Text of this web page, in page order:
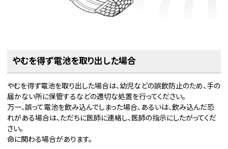
やむを得ず電池を取り出した場合
やむを得ず電池を取り出した場合は、幼児などの誤飲防止のため、手の
届かない所に保管するなどの適切な処置を行ってください。
万一、誤って電池を飲み込んでしまった場合、あるいは、飲み込んだ恐
れがある場合は、ただちに医師に連絡し、医師の指示にしたがってくだ
さい。
命に関わる場合があります。